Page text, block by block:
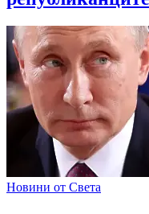
Новини от Света